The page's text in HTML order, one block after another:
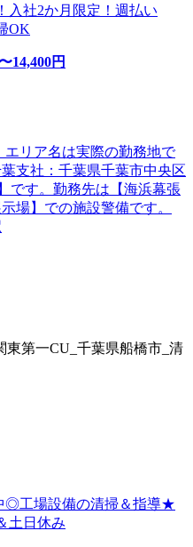
入社2か月限定！週払い
OK
14,400円
リア名は実際の勤務地で
支社：千葉県千葉市中央区
です。勤務先は【海浜幕張
場】での施設警備です。
第一CU_千葉県船橋市_清
◎工場設備の清掃＆指導★
土日休み